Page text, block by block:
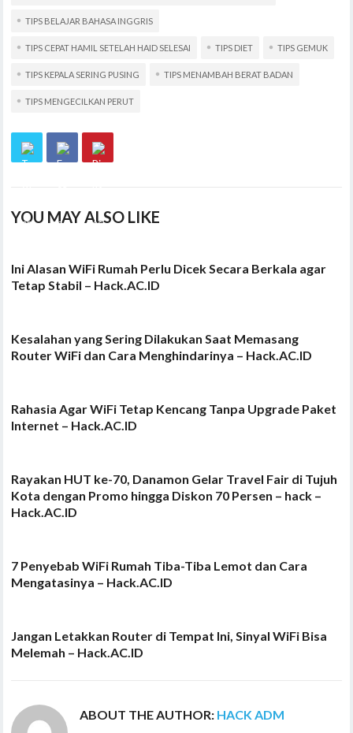
TIPS BELAJAR BAHASA INGGRIS
TIPS CEPAT HAMIL SETELAH HAID SELESAI TIPS DIET TIPS GEMUK
TIPS KEPALA SERING PUSING TIPS MENAMBAH BERAT BADAN
TIPS MENGECILKAN PERUT
YOU MAY ALSO LIKE
Ini Alasan WiFi Rumah Perlu Dicek Secara Berkala agar
Tetap Stabil – Hack.AC.ID
Kesalahan yang Sering Dilakukan Saat Memasang
Router WiFi dan Cara Menghindarinya – Hack.AC.ID
Rahasia Agar WiFi Tetap Kencang Tanpa Upgrade Paket
Internet – Hack.AC.ID
Rayakan HUT ke-70, Danamon Gelar Travel Fair di Tujuh
Kota dengan Promo hingga Diskon 70 Persen – hack –
Hack.AC.ID
7 Penyebab WiFi Rumah Tiba-Tiba Lemot dan Cara
Mengatasinya – Hack.AC.ID
Jangan Letakkan Router di Tempat Ini, Sinyal WiFi Bisa
Melemah – Hack.AC.ID
ABOUT THE AUTHOR: HACK ADM